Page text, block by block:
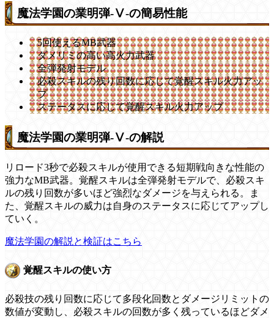
魔法学園の業明弾-Ⅴ-の簡易性能
5回使えるMB武器
ダメリミの高い高火力武器
全弾発射モデル
必殺スキルの残り回数に応じて覚醒スキル火力アッ
プ
ステータスに応じて覚醒スキル火力アップ
魔法学園の業明弾-Ⅴ-の解説
リロード3秒で必殺スキルが使用できる短期戦向きな性能の
強力なMB武器。覚醒スキルは全弾発射モデルで、必殺スキ
ルの残り回数が多いほど強烈なダメージを与えられる。ま
た、覚醒スキルの威力は自身のステータスに応じてアップし
ていく。
魔法学園の解説と検証はこちら
覚醒スキルの使い方
必殺技の残り回数に応じて多段化回数とダメージリミットの
数値が変動し、必殺スキルの回数が多く残っているほどダメ